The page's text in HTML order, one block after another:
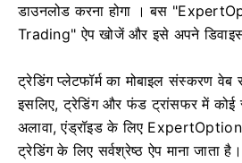
डाउनलोड करना होगा । बस
Trading" ऐप खोजें और इसे अपने
ट्रेडिंग प्लेटफॉर्म का मोबाइल संस्करण
इसलिए, ट्रेडिंग और फंड ट्रांसफर में कोई
अलावा, एंड्रॉइड के लिए
ट्रेडिंग के लिए सर्वश्रेष्ठ ऐप माना जाता